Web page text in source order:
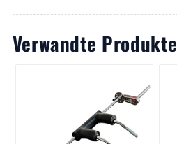
Verwandte Produkte